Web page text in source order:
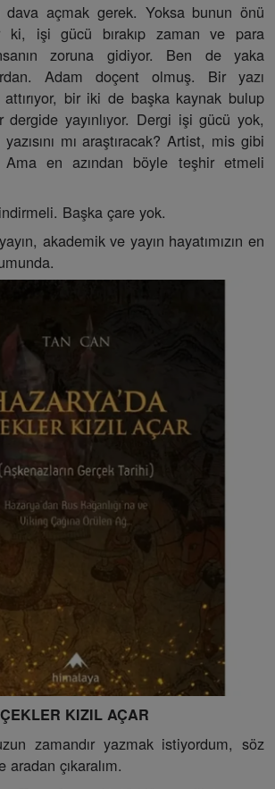
dava açmak gerek. Yoksa bunun önü
ki, işi gücü bırakıp zaman ve para
zoruna gidiyor. Ben de yaka
Adam doçent olmuş. Bir yazı
bir iki de başka kaynak bulup
yayınlıyor. Dergi işi gücü yok,
mı araştıracak? Artist, mis gibi
Ama en azından böyle teşhir etmeli
Başka çare yok.
akademik ve yayın hayatımızın en
KIZIL AÇAR
zamandır yazmak istiyordum, söz
aradan çıkaralım.